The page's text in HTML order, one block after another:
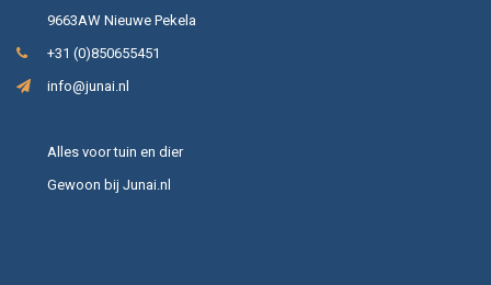
9663AW Nieuwe Pekela
+31 (0)850655451
info@junai.nl
Alles voor tuin en dier
Gewoon bij Junai.nl